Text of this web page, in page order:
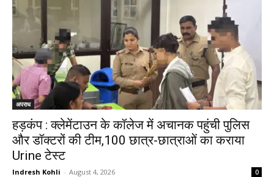
अपराध
हड़कंप : क्लेमेंटाउन के कॉलेज में अचानक पहुंची पुलिस
और डॉक्टरों की टीम,100 छात्र-छात्राओं का कराया
Urine टेस्ट
Indresh Kohli - August 4, 2026 0